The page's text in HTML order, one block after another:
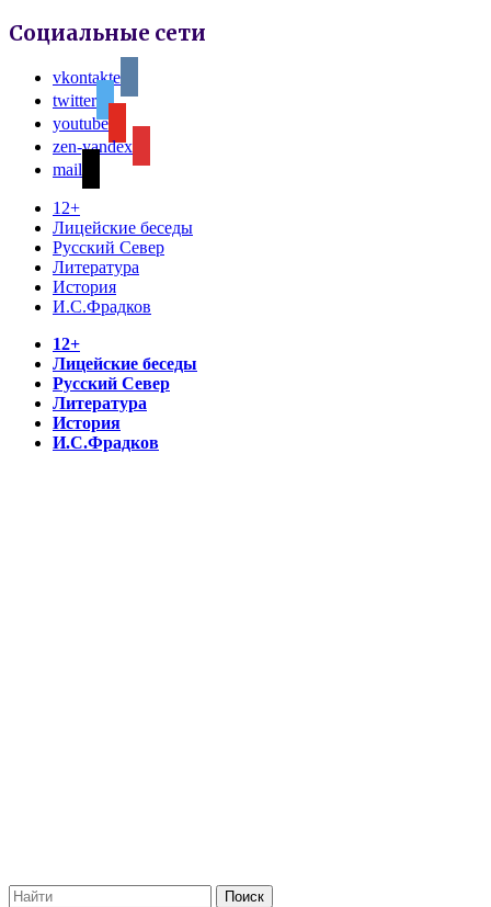
Социальные сети
vkontakte
twitter
youtube
zen-yandex
mail
12+
Лицейские беседы
Русский Север
Литература
История
И.С.Фрадков
12+
Лицейские беседы
Русский Север
Литература
История
И.С.Фрадков